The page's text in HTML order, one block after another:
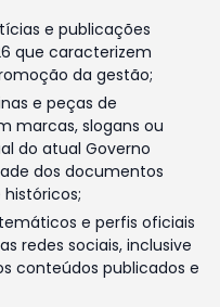
e publicações
que caracterizem
da gestão;
e peças de
marcas, slogans ou
do atual Governo
dos documentos
e perfis oficiais
redes sociais, inclusive
conteúdos publicados e